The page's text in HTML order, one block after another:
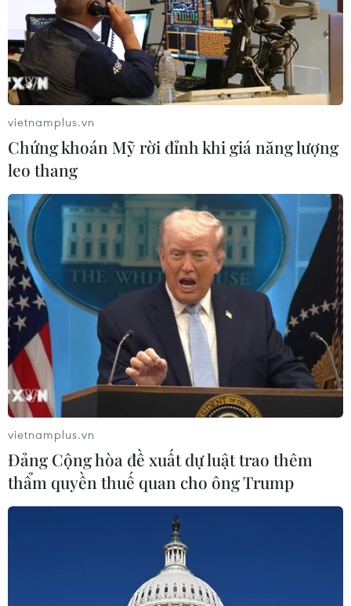
vietnamplus.vn
Chứng khoán Mỹ rời đỉnh khi giá năng lượng
leo thang
vietnamplus.vn
Đảng Cộng hòa đề xuất dự luật trao thêm
thẩm quyền thuế quan cho ông Trump